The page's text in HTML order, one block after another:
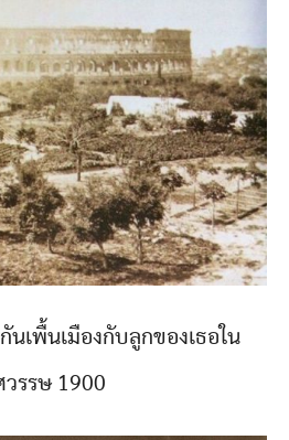
นเพื้นเมืองกับลูกของเธอใน
รรษ 1900